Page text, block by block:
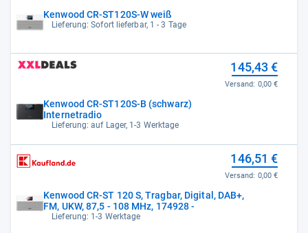
Kenwood CR-ST120S-W weiß
Lieferung: Sofort lieferbar, 1 - 3 Tage
Kenwood CR-ST120S-B (schwarz)
Internetradio
Lieferung: auf Lager, 1-3 Werktage
145,43 €
Versand: 0,00 €
Kenwood CR-ST 120 S, Tragbar, Digital, DAB+,
FM, UKW, 87,5 - 108 MHz, 174928 -
Lieferung: 1-3 Werktage
146,51 €
Versand: 0,00 €